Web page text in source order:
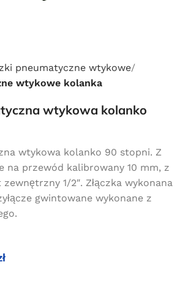
pneumatyczne wtykowe
wtykowe kolanka
wtykowa kolanko
wtykowa kolanko 90 stopni. Z
na przewód kalibrowany 10 mm, z
1/2″. Złączka wykonana
gwintowane wykonane z